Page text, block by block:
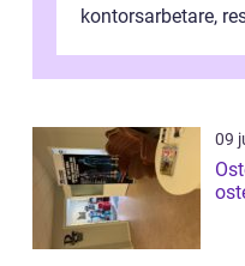
kontorsarbetare,
09